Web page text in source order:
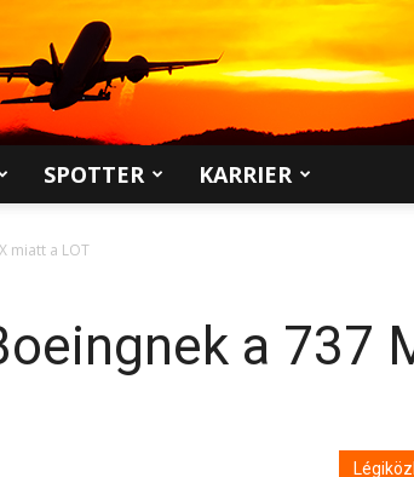
SPOTTER KARRIER
miatt a LOT
a 737